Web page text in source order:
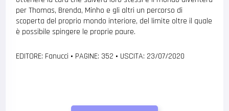
per Thomas, Brenda, Minho e gli altri un percorso di
scoperta del proprio mondo interiore, del limite oltre il quale
è possibile spingere le proprie paure.
EDITORE: Fanucci • PAGINE: 352 • USCITA: 23/07/2020